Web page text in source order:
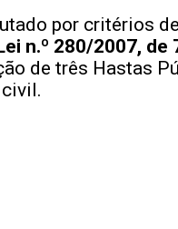
por critérios
n.º 280/2007, de
de três Hastas